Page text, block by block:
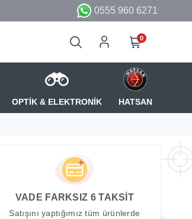
0555 960 6271
0
OPTİK & ELEKTRONİK HATSAN
VADE FARKSIZ 6 TAKSİT
Satışını yaptığımız tüm ürünlerde